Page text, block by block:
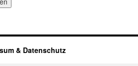
& Datenschutz